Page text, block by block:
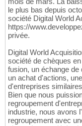
le plus bas depuis
société Digital World
https://
privée.
Digital World
société de chèques
fusion, un échange
un achat d'actions,
d'entreprises
Bien que nous
regroupement
industrie, nous avons
regroupement avec